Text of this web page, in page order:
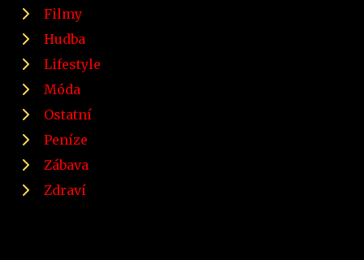
Filmy
Hudba
Lifestyle
Móda
Ostatní
Peníze
Zábava
Zdraví